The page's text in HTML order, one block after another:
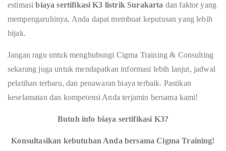
estimasibiaya sertifikasi K3 listrik Surakarta dan faktor yang
mempengaruhinya, Anda dapat membuat keputusan yang lebih
bijak.
Jangan ragu untuk menghubungi Cigma Training & Consulting
sekarang juga untuk mendapatkan informasi lebih lanjut, jadwal
pelatihan terbaru, dan penawaran biaya terbaik. Pastikan
keselamatan dan kompetensi Anda terjamin bersama kami!
Butuh info biaya sertifikasi K3?
Konsultasikan kebutuhan Anda bersama Cigma Training!